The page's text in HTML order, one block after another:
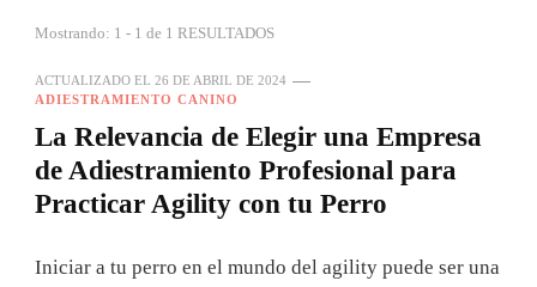
Mostrando: 1 - 1 de 1 RESULTADOS
ACTUALIZADO EL 26 DE ABRIL DE 2024
ADIESTRAMIENTO CANINO
La Relevancia de Elegir una Empresa
de Adiestramiento Profesional para
Practicar Agility con tu Perro
Iniciar a tu perro en el mundo del agility puede ser una